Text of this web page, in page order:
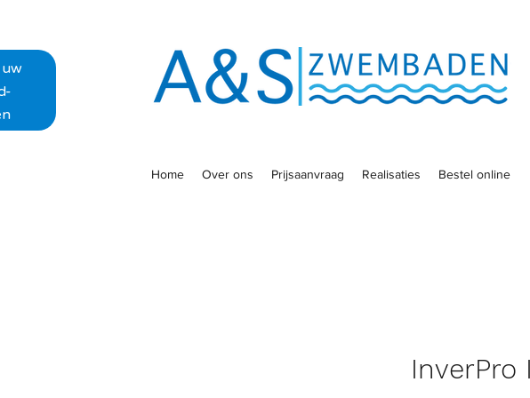
uw
Home Over ons Prijsaanvraag Realisaties Bestel online
InverPro